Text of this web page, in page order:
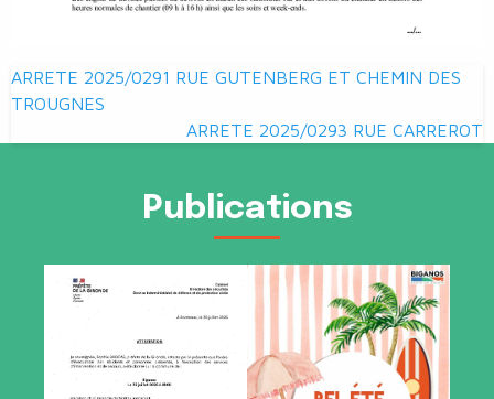
Navigation
de
l’article
ARRETE 2025/0291 RUE GUTENBERG ET CHEMIN DES
TROUGNES
ARRETE 2025/0293 RUE CARREROT
Publications